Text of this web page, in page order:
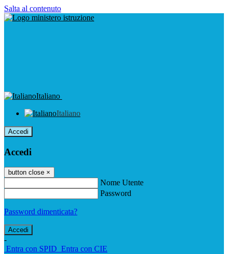
Salta al contenuto
Italiano
Italiano
Accedi
Accedi
button close ×
Nome Utente
Password
Password dimenticata?
-
Entra con SPID Entra con CIE